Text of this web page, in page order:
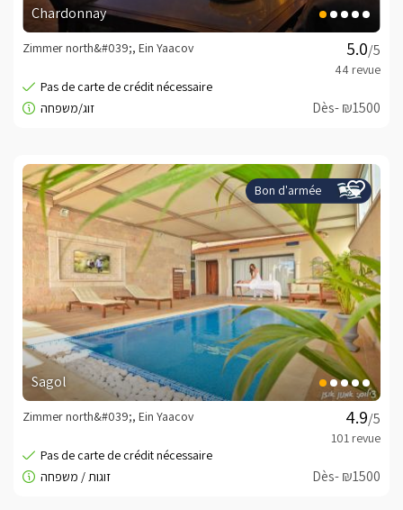
Chardonnay
/5
Zimmer north&#039;, Ein Yaacov
Dès- ₪1500
Bon d'armée
Sagol
/5
Zimmer north&#039;, Ein Yaacov
Dès- ₪1500